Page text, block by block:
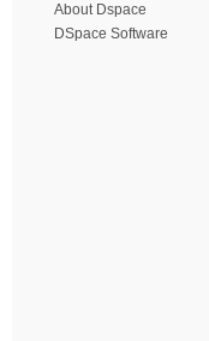
About Dspace
DSpace Software